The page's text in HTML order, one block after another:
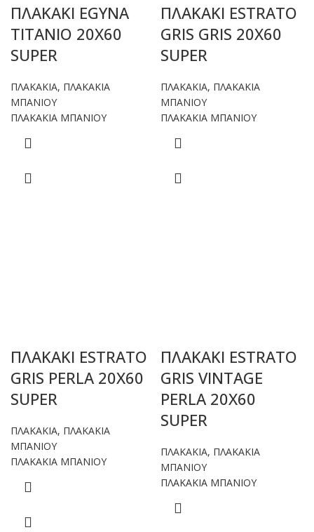
ΠΛΑΚΑΚΙ EGYNA
TITANIO 20X60
SUPER
ΠΛΑΚΑΚΙΑ, ΠΛΑΚΑΚΙΑ
ΜΠΑΝΙΟΥ
ΠΛΑΚΑΚΙΑ ΜΠΑΝΙΟΥ
ΠΛΑΚΑΚΙ ESTRATO
GRIS GRIS 20X60
SUPER
ΠΛΑΚΑΚΙΑ, ΠΛΑΚΑΚΙΑ
ΜΠΑΝΙΟΥ
ΠΛΑΚΑΚΙΑ ΜΠΑΝΙΟΥ
ΠΛΑΚΑΚΙ ESTRATO
GRIS PERLA 20X60
SUPER
ΠΛΑΚΑΚΙΑ, ΠΛΑΚΑΚΙΑ
ΜΠΑΝΙΟΥ
ΠΛΑΚΑΚΙΑ ΜΠΑΝΙΟΥ
ΠΛΑΚΑΚΙ ESTRATO
GRIS VINTAGE
PERLA 20X60
SUPER
ΠΛΑΚΑΚΙΑ, ΠΛΑΚΑΚΙΑ
ΜΠΑΝΙΟΥ
ΠΛΑΚΑΚΙΑ ΜΠΑΝΙΟΥ